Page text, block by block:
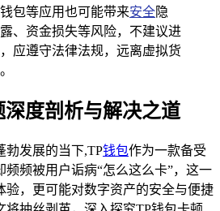
包等应用也可能带来安全隐
、资金损失等风险，不建议进
应遵守法律法规，远离虚拟货
度剖析与解决之道
勃发展的当下,TP钱包作为一款备受
频频被用户诟病“怎么这么卡”，这一
验，更可能对数字资产的安全与便捷